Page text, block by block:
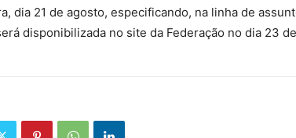
dia 21 de agosto, especificando, na linha de
disponibilizada no site da Federação no dia 23